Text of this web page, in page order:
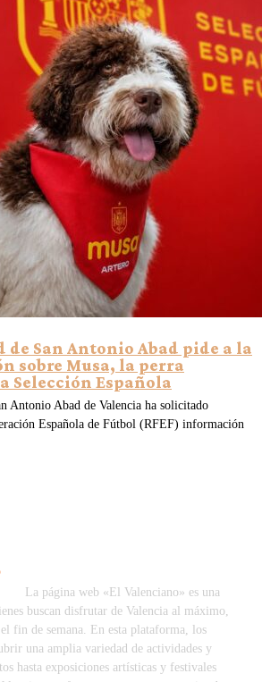
de San Antonio Abad pide a la
sobre Musa, la perra
Selección Española
Antonio Abad de Valencia ha solicitado
Española de Fútbol (RFEF) información
La página web «El Valenciano» es una
buscan disfrutar de Valencia al máximo,
fin de semana. En esta plataforma, los
una amplia variedad de actividades y
hasta exposiciones artísticas y festivales